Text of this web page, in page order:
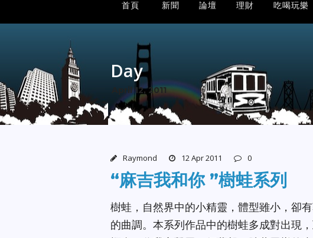
首頁 新聞 論壇 理財 吃喝玩樂
Day
April 12, 2011
Raymond 12 Apr 2011 0
“麻吉我和你 ”樹蛙系列
樹蛙，自然界中的小精靈，體型雖小，卻
的曲調。本系列作品中的樹蛙多成對出現